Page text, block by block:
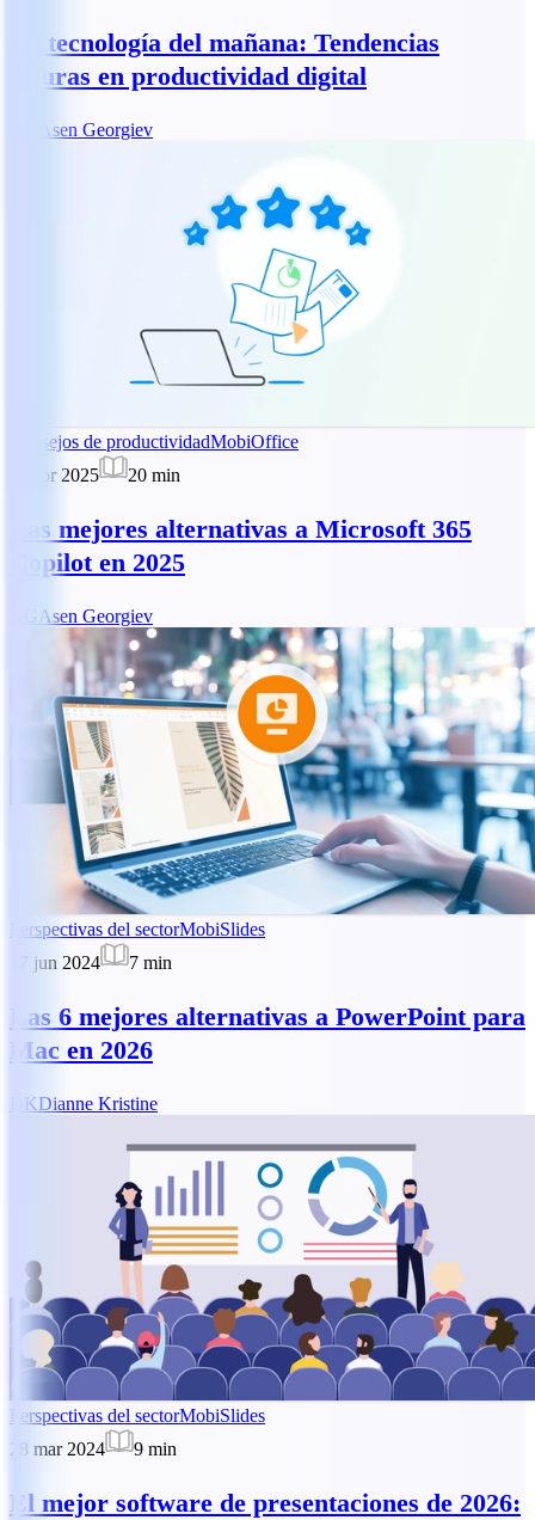
La tecnología del mañana: Tendencias
futuras en productividad digital
Asen Georgiev
Consejos de productividadMobiOffice
11 abr 2025
20 min
Las mejores alternativas a Microsoft 365
Copilot en 2025
Asen Georgiev
Perspectivas del sectorMobiSlides
17 jun 2024
7 min
Las 6 mejores alternativas a PowerPoint para
Mac en 2026
DKDianne Kristine
Perspectivas del sectorMobiSlides
28 mar 2024
9 min
El mejor software de presentaciones de 2026: